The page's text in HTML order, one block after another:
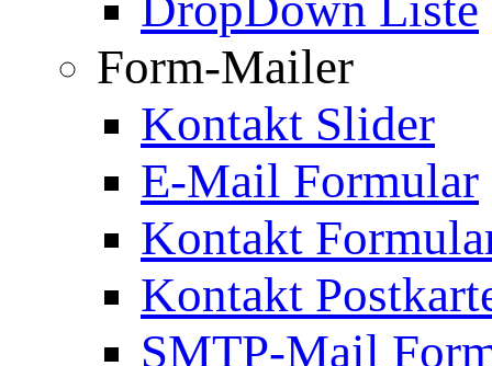
Form-Mailer
Kontakt Slider
E-Mail Formular
Kontakt
Kontakt
SMTP-Mail